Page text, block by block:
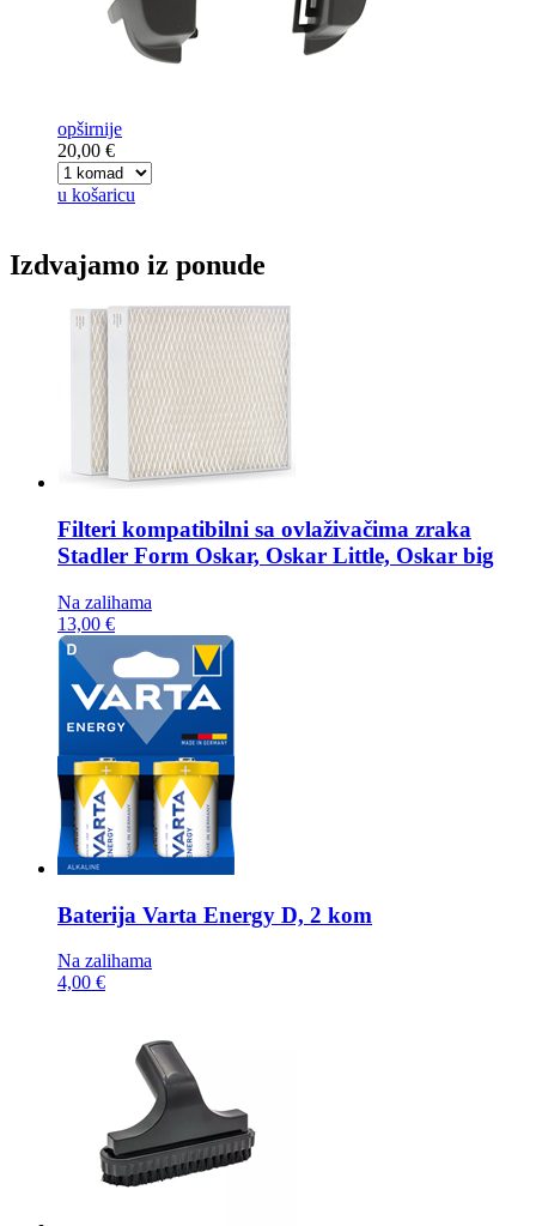
opširnije
20,00 €
u košaricu
Izdvajamo iz ponude
Filteri kompatibilni sa ovlaživačima zraka
Stadler Form Oskar, Oskar Little, Oskar big
Na zalihama
13,00 €
Baterija Varta Energy D, 2 kom
Na zalihama
4,00 €